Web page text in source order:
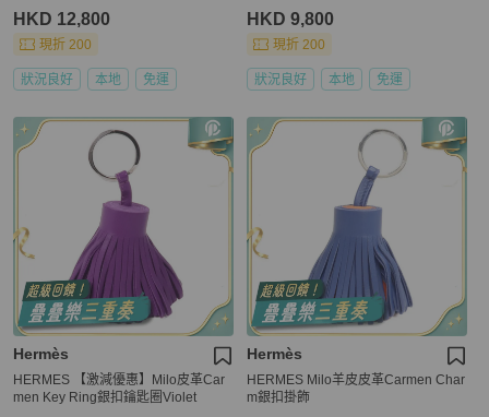
HKD 12,800
現折 200
狀況良好 本地 免運
HKD 9,800
現折 200
狀況良好 本地 免運
Hermès
HERMES 【激減優惠】Milo皮革Car
men Key Ring銀扣鑰匙圈Violet
Hermès
HERMES Milo羊皮皮革Carmen Char
m銀扣掛飾